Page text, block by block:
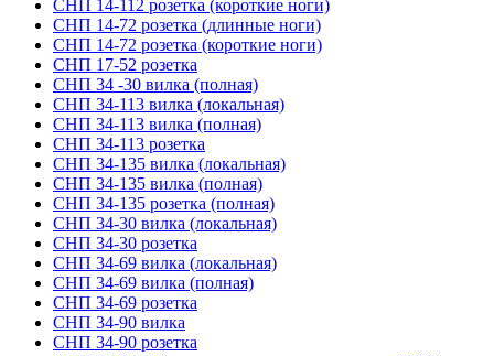
СНП 14-112 розетка (короткие ноги)
СНП 14-72 розетка (длинные ноги)
СНП 14-72 розетка (короткие ноги)
СНП 17-52 розетка
СНП 34 -30 вилка (полная)
СНП 34-113 вилка (локальная)
СНП 34-113 вилка (полная)
СНП 34-113 розетка
СНП 34-135 вилка (локальная)
СНП 34-135 вилка (полная)
СНП 34-135 розетка (полная)
СНП 34-30 вилка (локальная)
СНП 34-30 розетка
СНП 34-69 вилка (локальная)
СНП 34-69 вилка (полная)
СНП 34-69 розетка
СНП 34-90 вилка
СНП 34-90 розетка